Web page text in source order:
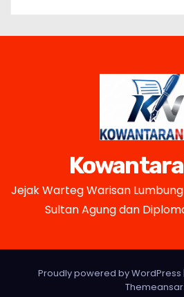
Jejak Warteg Warisan
Sultan Agung dan
Proudly powered by WordPress |
Themeansar.